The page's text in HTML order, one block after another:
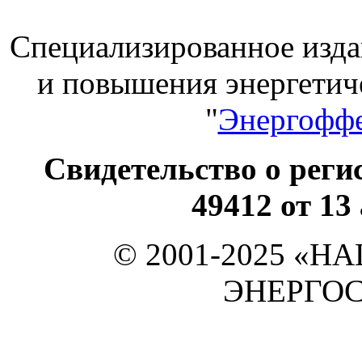
Специализированное
и повышения
"
Свидетельство о
49412 от
© 2001-2025